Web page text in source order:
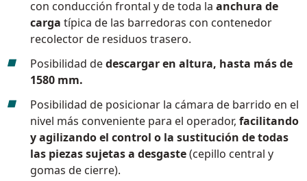
con conducción frontal y de toda la anchura de
carga típica de las barredoras con contenedor
recolector de residuos trasero.
Posibilidad dedescargar en altura, hasta más de
1580 mm.
Posibilidad de posicionar la cámara de barrido en el
nivel más conveniente para el operador, facilitando
y agilizando el control o la sustitución de todas
las piezas sujetas a desgaste(cepillo central y
gomas de cierre).